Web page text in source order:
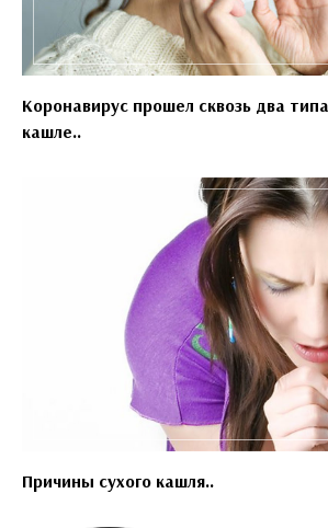
Коронавирус прошел сквозь два
кашле..
Причины сухого кашля..